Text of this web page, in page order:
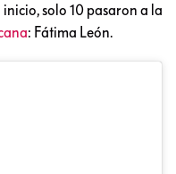
solo 10 pasaron a la
: Fátima León.